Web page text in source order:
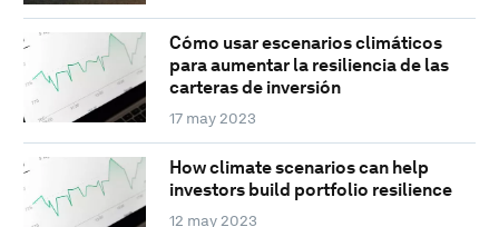
Cómo usar escenarios climáticos
para aumentar la resiliencia de las
carteras de inversión
17 may 2023
How climate scenarios can help
investors build portfolio resilience
12 may 2023